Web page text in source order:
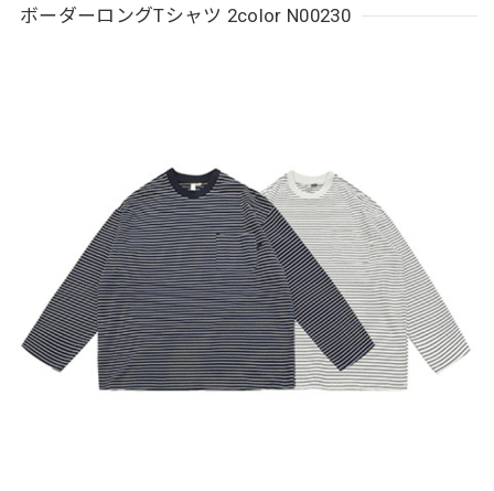
ボーダーロングTシャツ 2color N00230